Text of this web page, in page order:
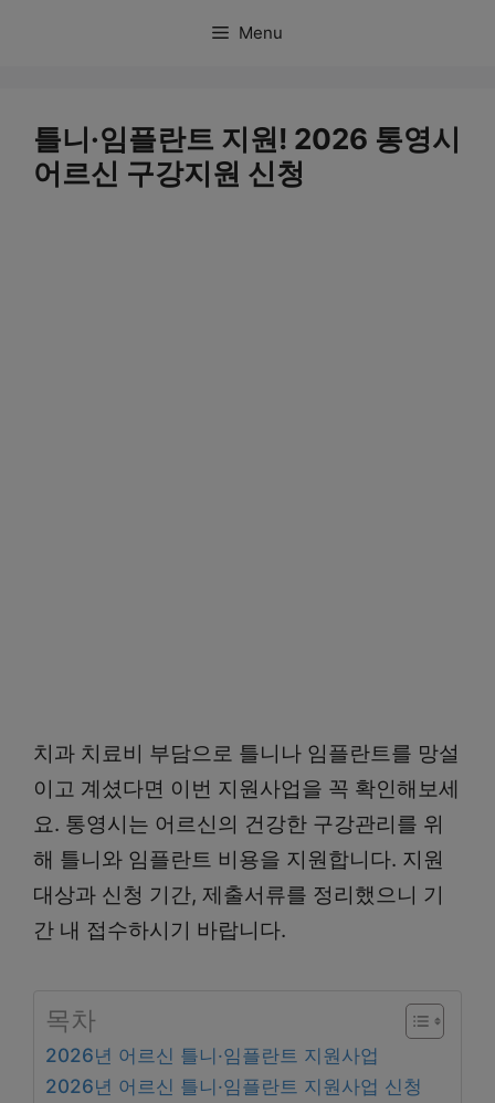
Menu
틀니·임플란트 지원! 2026 통영시
어르신 구강지원 신청
치과 치료비 부담으로 틀니나 임플란트를 망설
이고 계셨다면 이번 지원사업을 꼭 확인해보세
요. 통영시는 어르신의 건강한 구강관리를 위
해 틀니와 임플란트 비용을 지원합니다. 지원
대상과 신청 기간, 제출서류를 정리했으니 기
간 내 접수하시기 바랍니다.
목차
2026년 어르신 틀니‧임플란트 지원사업
2026년 어르신 틀니‧임플란트 지원사업 신청